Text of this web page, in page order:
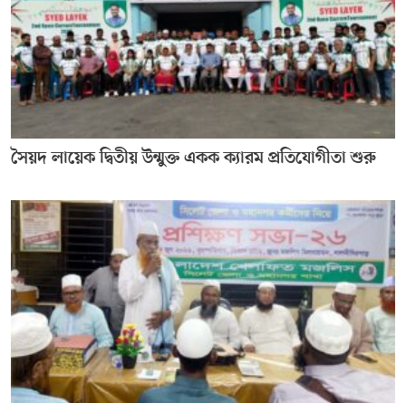
সৈয়দ লায়েক দ্বিতীয় উন্মুক্ত একক ক্যারম প্রতিযোগীতা শুরু